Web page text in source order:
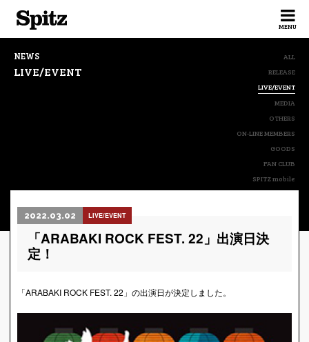
MENU
NEWS
LIVE/EVENT
ALL
RELEASE
LIVE/EVENT
MEDIA
OTHERS
ON-LINE MEMBERS
GOODS
FAN CLUB
SPITZ mobile
2022.03.02 LIVE/EVENT
「ARABAKI ROCK FEST. 22」出演日決
定！
「ARABAKI ROCK FEST. 22」の出演日が決定しました。